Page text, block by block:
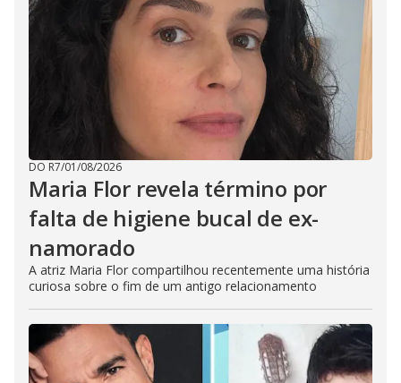
DO R7/01/08/2026
Maria Flor revela término por
falta de higiene bucal de ex-
namorado
A atriz Maria Flor compartilhou recentemente uma história
curiosa sobre o fim de um antigo relacionamento